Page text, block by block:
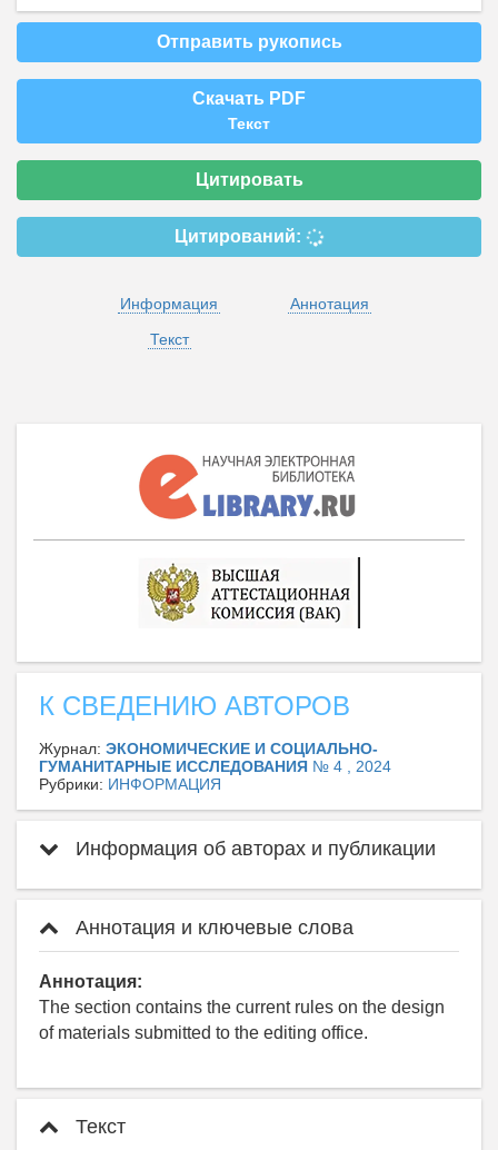
Отправить рукопись
Скачать PDF
Текст
Цитировать
Цитирований:
Информация
Аннотация
Текст
К СВЕДЕНИЮ АВТОРОВ
Журнал: ЭКОНОМИЧЕСКИЕ И СОЦИАЛЬНО-
ГУМАНИТАРНЫЕ ИССЛЕДОВАНИЯ № 4 , 2024
Рубрики: ИНФОРМАЦИЯ
Информация об авторах и публикации
Аннотация и ключевые слова
Аннотация:
The section contains the current rules on the design
of materials submitted to the editing office.
Текст